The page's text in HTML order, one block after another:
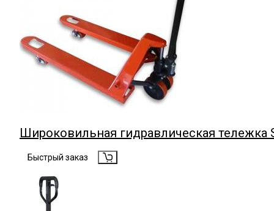
Широковильная гидравлическая тележка
Быстрый заказ